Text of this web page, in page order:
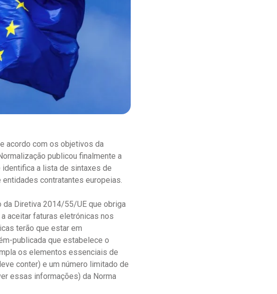
acordo com os objetivos da
publicou finalmente a
identifica a lista de sintaxes de
contratantes europeias.
Diretiva 2014/55/UE que obriga
aceitar faturas eletrónicas nos
terão que estar em
publicada que estabelece o
os elementos essenciais de
conter) e um número limitado de
essas informações) da Norma